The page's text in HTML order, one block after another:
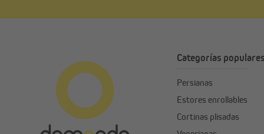
Categorías populares
Persianas
Estores enrollables
Cortinas plisadas